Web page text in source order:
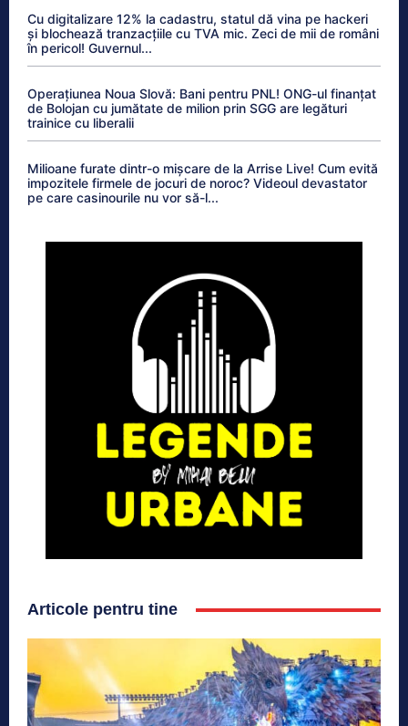
Cu digitalizare 12% la cadastru, statul dă vina pe hackeri
și blochează tranzacțiile cu TVA mic. Zeci de mii de români
în pericol! Guvernul...
Operațiunea Noua Slovă: Bani pentru PNL! ONG-ul finanțat
de Bolojan cu jumătate de milion prin SGG are legături
trainice cu liberalii
Milioane furate dintr-o mișcare de la Arrise Live! Cum evită
impozitele firmele de jocuri de noroc? Videoul devastator
pe care casinourile nu vor să-l...
Articole pentru tine